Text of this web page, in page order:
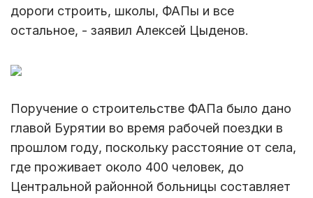
дороги строить, школы, ФАПы и все
остальное, - заявил Алексей Цыденов.
Поручение о строительстве ФАПа было дано
главой Бурятии во время рабочей поездки в
прошлом году, поскольку расстояние от села,
где проживает около 400 человек, до
Центральной районной больницы составляет